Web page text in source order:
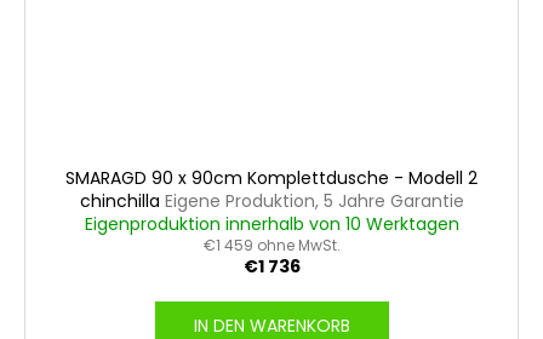
SMARAGD 90 x 90cm Komplettdusche - Modell 2
chinchilla Eigene Produktion, 5 Jahre Garantie
Eigenproduktion innerhalb von 10 Werktagen
€1 459 ohne MwSt.
€1 736
IN DEN WARENKORB